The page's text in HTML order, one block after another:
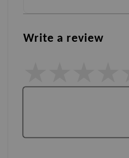
Write a review